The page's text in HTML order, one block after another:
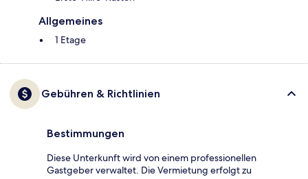
Allgemeines
1 Etage
Gebühren & Richtlinien
Bestimmungen
Diese Unterkunft wird von einem professionellen
Gastgeber verwaltet. Die Vermietung erfolgt zu